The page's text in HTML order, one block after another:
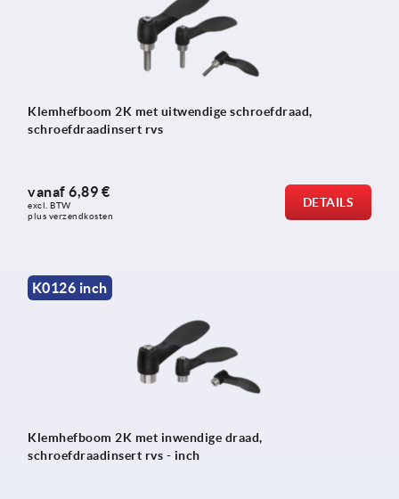
Klemhefboom 2K met uitwendige schroefdraad,
schroefdraadinsert rvs
vanaf 6,89 €
excl. BTW
plus verzendkosten
DETAILS
K0126 inch
Klemhefboom 2K met inwendige draad,
schroefdraadinsert rvs - inch